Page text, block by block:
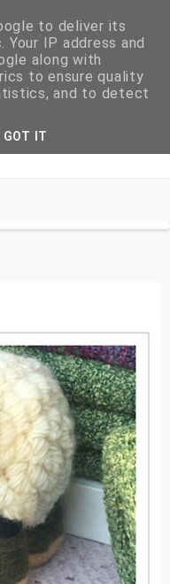
to deliver its
IP address and
along with
to ensure quality
and to detect
GOT IT